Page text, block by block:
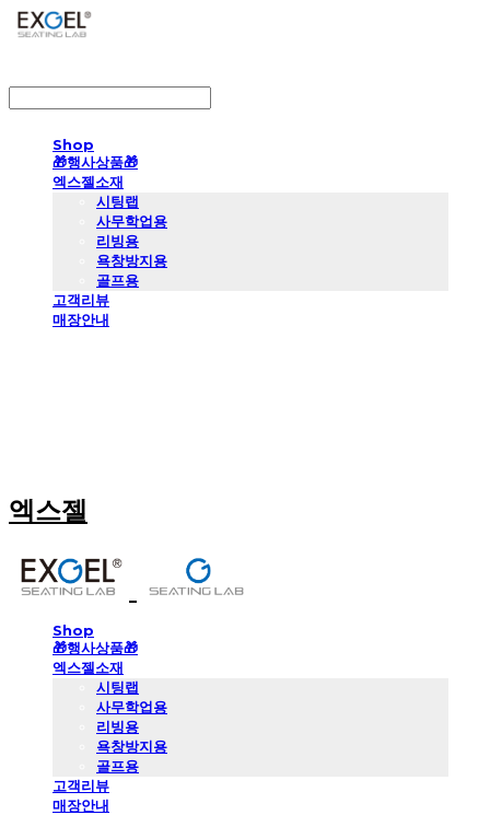
Shop
🎁행사상품🎁
엑스젤소재
시팅랩
사무학업용
리빙용
욕창방지용
골프용
고객리뷰
매장안내
엑스젤
Shop
🎁행사상품🎁
엑스젤소재
시팅랩
사무학업용
리빙용
욕창방지용
골프용
고객리뷰
매장안내